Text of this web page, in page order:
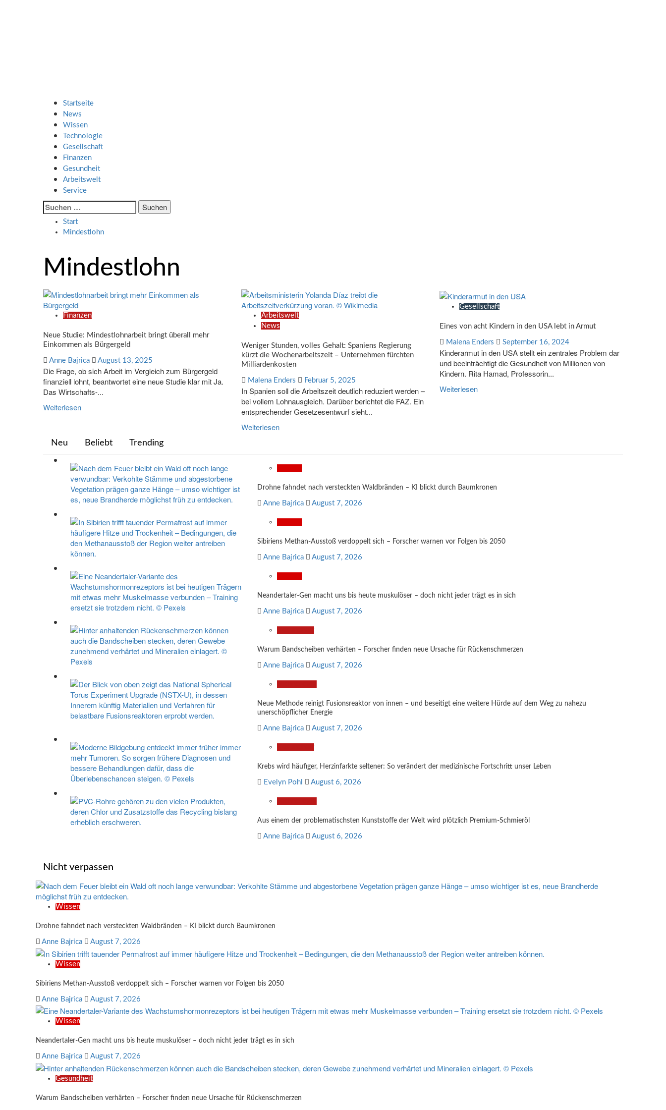
Startseite
News
Wissen
Technologie
Gesellschaft
Finanzen
Gesundheit
Arbeitswelt
Service
Suche
nach:
Start
Mindestlohn
Mindestlohn
Finanzen
Neue Studie: Mindestlohnarbeit bringt überall mehr
Einkommen als Bürgergeld
Anne Bajrica August 13, 2025
Die Frage, ob sich Arbeit im Vergleich zum Bürgergeld
finanziell lohnt, beantwortet eine neue Studie klar mit Ja.
Das Wirtschafts-...
Weiterlesen
Arbeitswelt
News
Weniger Stunden, volles Gehalt: Spaniens Regierung
kürzt die Wochenarbeitszeit – Unternehmen fürchten
Milliardenkosten
Malena Enders Februar 5, 2025
In Spanien soll die Arbeitszeit deutlich reduziert werden –
bei vollem Lohnausgleich. Darüber berichtet die FAZ. Ein
entsprechender Gesetzesentwurf sieht...
Weiterlesen
Gesellschaft
Eines von acht Kindern in den USA lebt in Armut
Malena Enders September 16, 2024
Kinderarmut in den USA stellt ein zentrales Problem dar
und beeinträchtigt die Gesundheit von Millionen von
Kindern. Rita Hamad, Professorin...
Weiterlesen
Neu Beliebt Trending
Drohne fahndet nach versteckten Waldbränden – KI blickt durch Baumkronen
Anne Bajrica August 7, 2026
Sibiriens Methan-Ausstoß verdoppelt sich – Forscher warnen vor Folgen bis 2050
Anne Bajrica August 7, 2026
Neandertaler-Gen macht uns bis heute muskulöser – doch nicht jeder trägt es in sich
Anne Bajrica August 7, 2026
Warum Bandscheiben verhärten – Forscher finden neue Ursache für Rückenschmerzen
Anne Bajrica August 7, 2026
Neue Methode reinigt Fusionsreaktor von innen – und beseitigt eine weitere Hürde auf dem Weg zu nahezu
unerschöpflicher Energie
Anne Bajrica August 7, 2026
Krebs wird häufiger, Herzinfarkte seltener: So verändert der medizinische Fortschritt unser Leben
Evelyn Pohl August 6, 2026
Aus einem der problematischsten Kunststoffe der Welt wird plötzlich Premium-Schmieröl
Anne Bajrica August 6, 2026
Nicht verpassen
Wissen
Drohne fahndet nach versteckten Waldbränden – KI blickt durch Baumkronen
Anne Bajrica August 7, 2026
Wissen
Sibiriens Methan-Ausstoß verdoppelt sich – Forscher warnen vor Folgen bis 2050
Anne Bajrica August 7, 2026
Wissen
Neandertaler-Gen macht uns bis heute muskulöser – doch nicht jeder trägt es in sich
Anne Bajrica August 7, 2026
Gesundheit
Warum Bandscheiben verhärten – Forscher finden neue Ursache für Rückenschmerzen